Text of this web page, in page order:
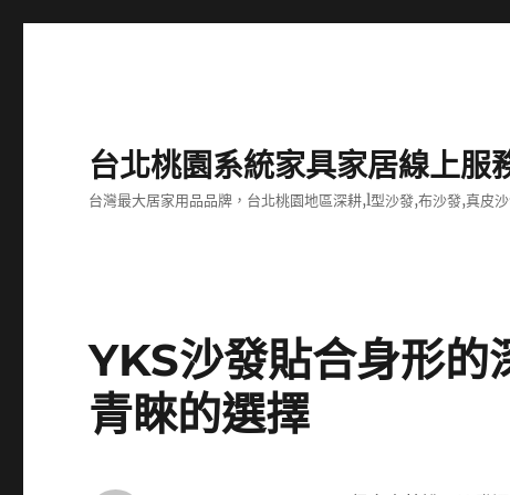
台北桃園系統家具家居線上服
台灣最大居家用品品牌，台北桃園地區深耕,l型沙發,布沙發,真皮
YKS沙發貼合身形的
青睞的選擇